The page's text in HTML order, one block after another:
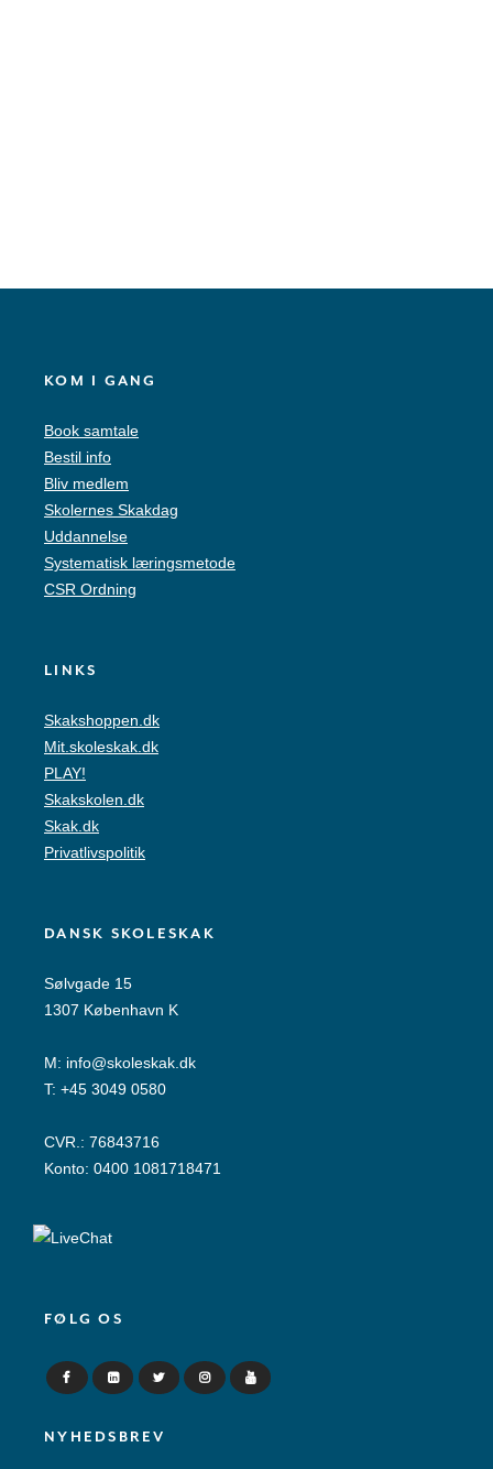
KOM I GANG
Book samtale
Bestil info
Bliv medlem
Skolernes Skakdag
Uddannelse
Systematisk læringsmetode
CSR Ordning
LINKS
Skakshoppen.dk
Mit.skoleskak.dk
PLAY!
Skakskolen.dk
Skak.dk
Privatlivspolitik
DANSK SKOLESKAK
Sølvgade 15
1307 København K
M: info@skoleskak.dk
T: +45 3049 0580
CVR.: 76843716
Konto: 0400 1081718471
FØLG OS
NYHEDSBREV